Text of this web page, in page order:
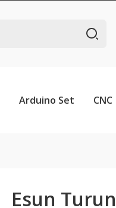
Arduino Set CNC
Esun